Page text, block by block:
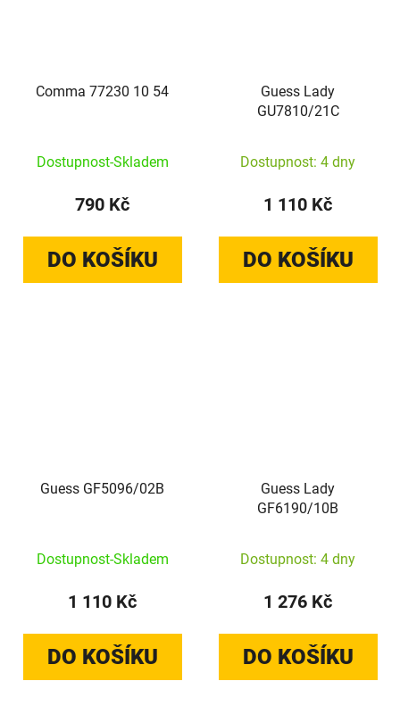
Comma 77230 10 54
Dostupnost-Skladem
790 Kč
DO KOŠÍKU
Guess Lady
GU7810/21C
Dostupnost: 4 dny
1 110 Kč
DO KOŠÍKU
Guess GF5096/02B
Dostupnost-Skladem
1 110 Kč
DO KOŠÍKU
Guess Lady
GF6190/10B
Dostupnost: 4 dny
1 276 Kč
DO KOŠÍKU